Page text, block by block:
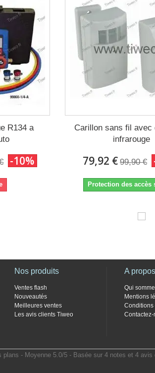
R134 a
-10%
Carillon sans fil avec
infrarouge
79,92 € 99,90 €
Protection des accès
Nos produits
Ventes flash
Nouveautés
Meilleures ventes
Les avis clients Tiweo
A propos
Qui
Mentions
Conditions
Contactez-
plans - Moyenne 5.0/5- Basée sur 4notes et 4avis